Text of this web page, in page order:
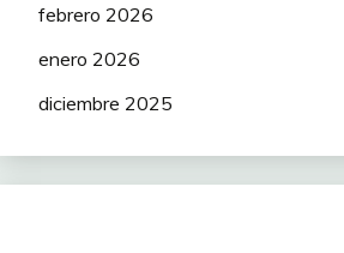
febrero 2026
enero 2026
diciembre 2025